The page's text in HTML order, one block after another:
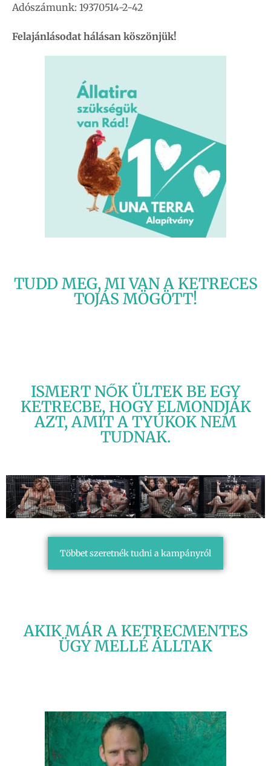
Adószámunk: 19370514-2-42
Felajánlásodat hálásan köszönjük!
TUDD MEG, MI VAN A KETRECES
TOJÁS MÖGÖTT!
ISMERT NŐK ÜLTEK BE EGY
KETRECBE, HOGY ELMONDJÁK
AZT, AMIT A TYÚKOK NEM
TUDNAK.
Többet szeretnék tudni a kampányról
AKIK MÁR A KETRECMENTES
ÜGY MELLÉ ÁLLTAK